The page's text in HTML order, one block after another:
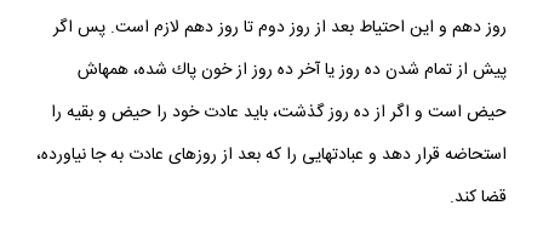
روز دهم و اين احتياط بعد از روز دوم تا روز دهم لازم است. پس اگر
پيش از تمام شدن ده روز يا آخر ده روز از خون پاك شده، همه‏اش
حيض است و اگر از ده روز گذشت، بايد عادت خود را حيض و بقيه را
استحاضه قرار دهد و عبادت‏هايى را كه بعد از روزهاى عادت به جا نياورده،
قضا كند.